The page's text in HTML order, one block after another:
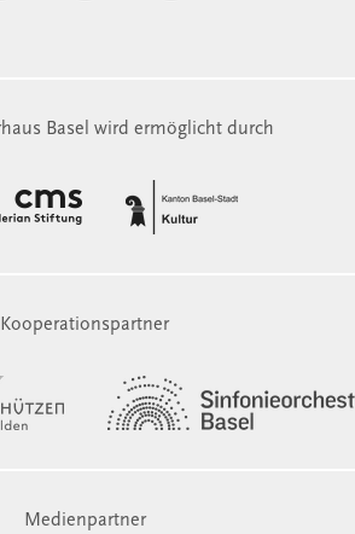
Basel wird ermöglicht durch
Kooperationspartner
Medienpartner